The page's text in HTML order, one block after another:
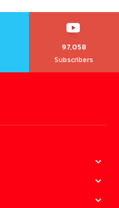
97,058
Subscribers